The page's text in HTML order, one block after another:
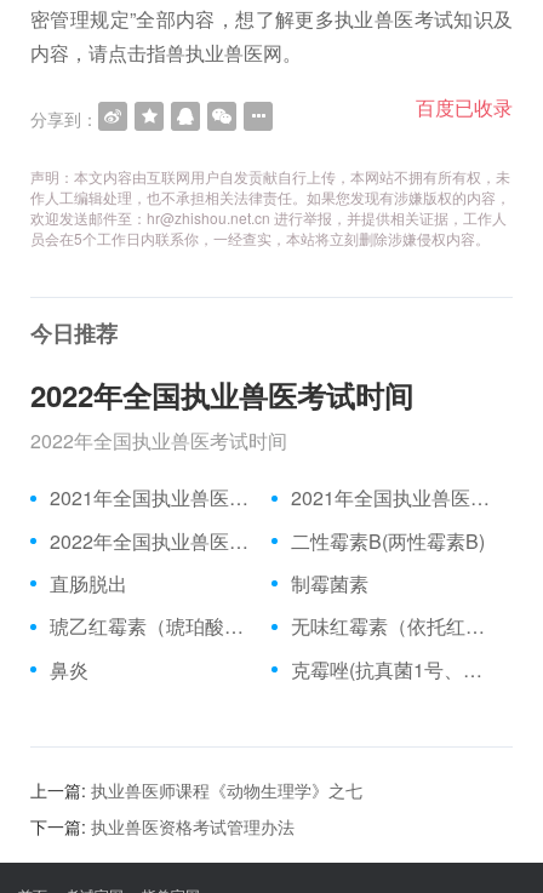
密管理规定”全部内容，想了解更多执业兽医考试知识及
内容，请点击指兽执业兽医网。
百度已收录
分享到：
声明：本文内容由互联网用户自发贡献自行上传，本网站不拥有所有权，未
作人工编辑处理，也不承担相关法律责任。如果您发现有涉嫌版权的内容，
欢迎发送邮件至：hr@zhishou.net.cn 进行举报，并提供相关证据，工作人
员会在5个工作日内联系你，一经查实，本站将立刻删除涉嫌侵权内容。
今日推荐
2022年全国执业兽医考试时间
2022年全国执业兽医考试时间
2021年全国执业兽医资格考试成绩公布时间、合格分数线
2021年全国执业兽医资格考试真题
2022年全国执业兽医考试时间
二性霉素B(两性霉素B)
直肠脱出
制霉菌素
琥乙红霉素（琥珀酸红霉素、乙琥红霉素）
无味红霉素（依托红霉素）
鼻炎
克霉唑(抗真菌1号、三苯甲咪唑)
上一篇: 执业兽医师课程《动物生理学》之七
下一篇: 执业兽医资格考试管理办法